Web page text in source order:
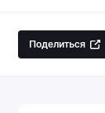
Поделиться